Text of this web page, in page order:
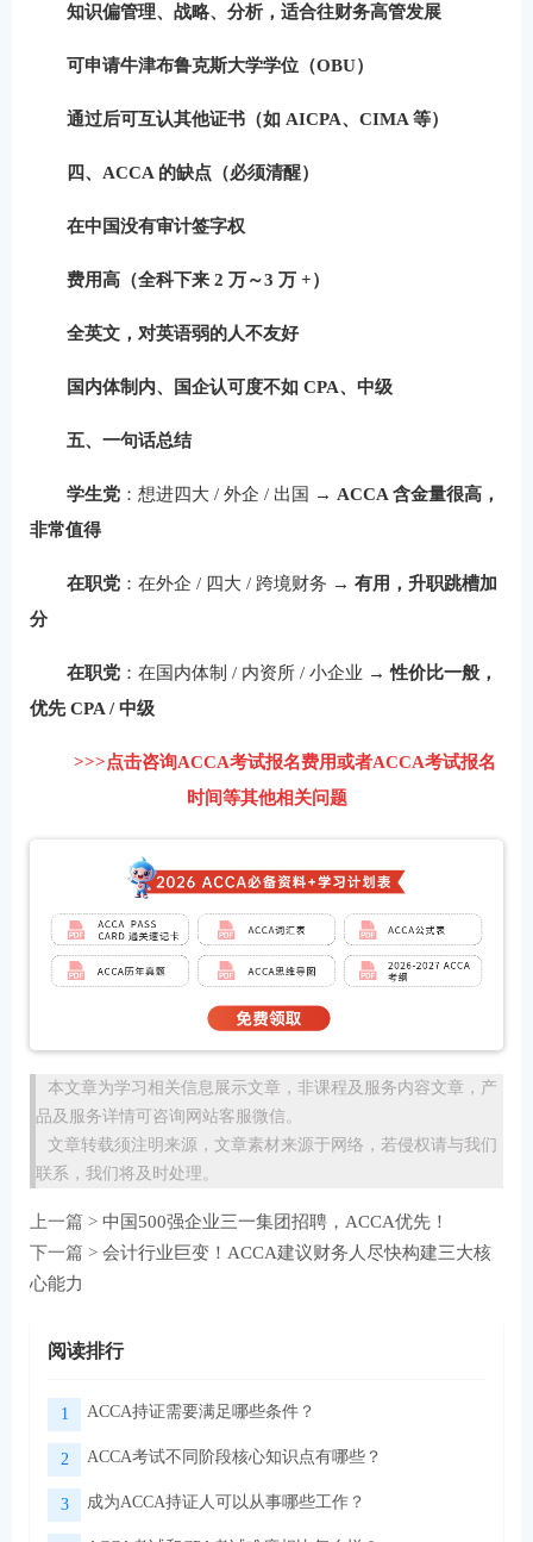
知识偏管理、战略、分析，适合往财务高管发展
可申请牛津布鲁克斯大学学位（OBU）
通过后可互认其他证书（如 AICPA、CIMA 等）
四、ACCA 的缺点（必须清醒）
在中国没有审计签字权
费用高（全科下来 2 万～3 万 +）
全英文，对英语弱的人不友好
国内体制内、国企认可度不如 CPA、中级
五、一句话总结
学生党：想进四大 / 外企 / 出国 → ACCA 含金量很高，
非常值得
在职党：在外企 / 四大 / 跨境财务 → 有用，升职跳槽加
分
在职党：在国内体制 / 内资所 / 小企业 →性价比一般，
优先 CPA / 中级
>>>点击咨询ACCA考试报名费用或者ACCA考试报名
时间等其他相关问题
本文章为学习相关信息展示文章，非课程及服务内容文章，产
品及服务详情可咨询网站客服微信。
文章转载须注明来源，文章素材来源于网络，若侵权请与我们
联系，我们将及时处理。
上一篇 > 中国500强企业三一集团招聘，ACCA优先！
下一篇 > 会计行业巨变！ACCA建议财务人尽快构建三大核
心能力
阅读排行
1 ACCA持证需要满足哪些条件？
2 ACCA考试不同阶段核心知识点有哪些？
3 成为ACCA持证人可以从事哪些工作？